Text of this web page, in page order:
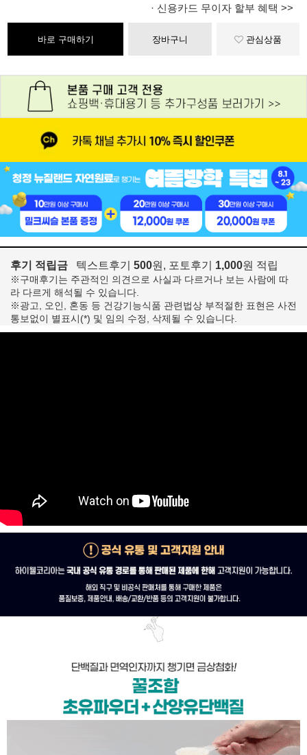
· 신용카드 무이자 할부 혜택 >>
바로 구매하기 장바구니 관심상품
후기 적립금 텍스트후기 500원, 포토후기 1,000원 적립
※구매후기는 주관적인 의견으로 사실과 다르거나 보는 사람에 따
라 다르게 해석될 수 있습니다.
※광고, 오인, 혼동 등 건강기능식품 관련법상 부적절한 표현은 사전
통보없이 별표시(*) 및 임의 수정, 삭제될 수 있습니다.